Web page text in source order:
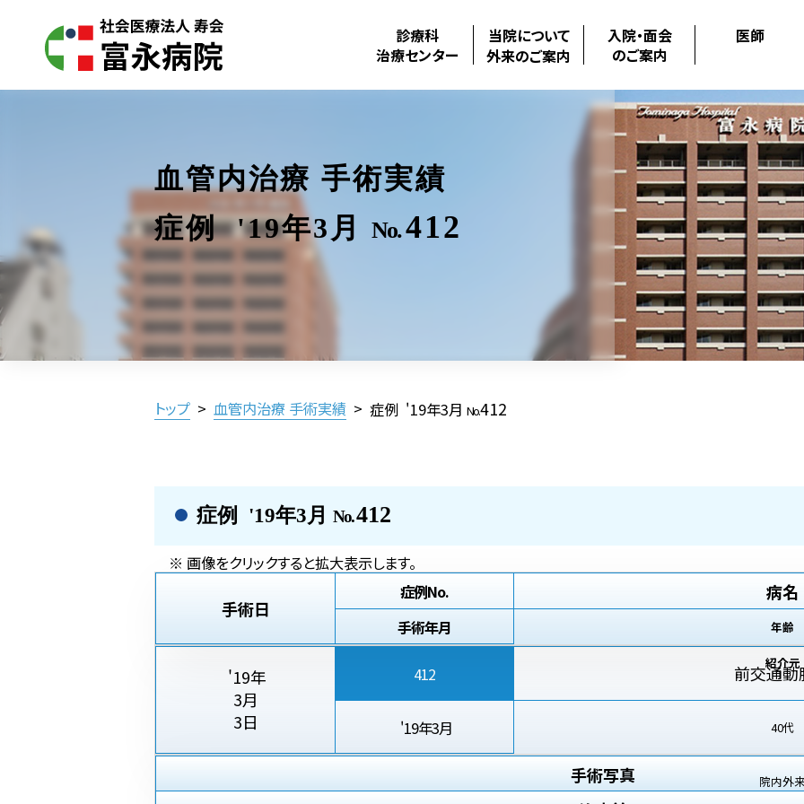
診療科
治療センター
当院について
外来のご案内
入院・面会
のご案内
医師
血管内治療 手術実績
症例 '19年3月
No.412
トップ > 血管内治療 手術実績 > 症例 '19年3月No.412
症例 '19年3月 No.412
※ 画像をクリックすると拡大表示します。
手術日
症例No.
手術年月
病名
年齢
紹介元
'19年
3月
3日
412
'19年3月
前交通動
40代
院内外
手術写真